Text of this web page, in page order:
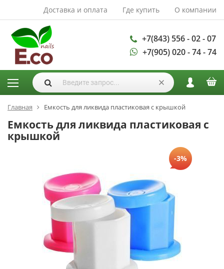
Доставка и оплата Где купить О компании
+7(843) 556 - 02 - 07
+7(905) 020 - 74 - 74
АКСЕССУАРЫ И
РАСХОДНЫЕ
МАТЕРИАЛЫ
Аксессуары
Запасные
лампы
Кисти
Одноразовая
Пилки
Гели для
моделирования
Дизайн ногтей
Жидкости для
маникюра
Главная Емкость для ликвида пластиковая с крышкой
Емкость для ликвида пластиковая с
крышкой
-3%